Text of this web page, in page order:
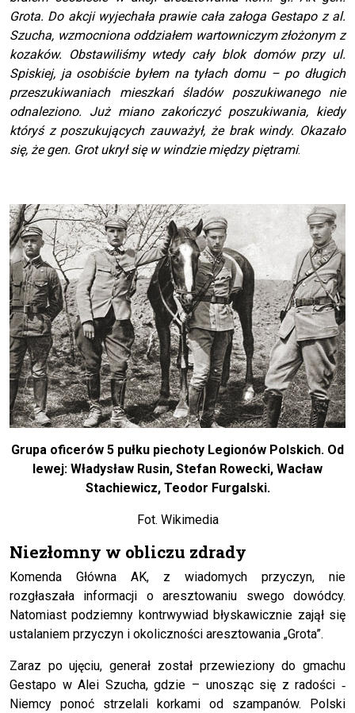
Grota. Do akcji wyjechała prawie cała załoga Gestapo z al.
Szucha, wzmocniona oddziałem wartowniczym złożonym z
kozaków. Obstawiliśmy wtedy cały blok domów przy ul.
Spiskiej, ja osobiście byłem na tyłach domu – po długich
przeszukiwaniach mieszkań śladów poszukiwanego nie
odnaleziono. Już miano zakończyć poszukiwania, kiedy
któryś z poszukujących zauważył, że brak windy. Okazało
się, że gen. Grot ukrył się w windzie między piętrami.
Grupa oficerów 5 pułku piechoty Legionów Polskich. Od
lewej: Władysław Rusin, Stefan Rowecki, Wacław
Stachiewicz, Teodor Furgalski.
Fot. Wikimedia
Niezłomny w obliczu zdrady
Komenda Główna AK, z wiadomych przyczyn, nie
rozgłaszała informacji o aresztowaniu swego dowódcy.
Natomiast podziemny kontrwywiad błyskawicznie zajął się
ustalaniem przyczyn i okoliczności aresztowania „Grota”.
Zaraz po ujęciu, generał został przewieziony do gmachu
Gestapo w Alei Szucha, gdzie – unosząc się z radości ‐
Niemcy ponoć strzelali korkami od szampanów. Polski